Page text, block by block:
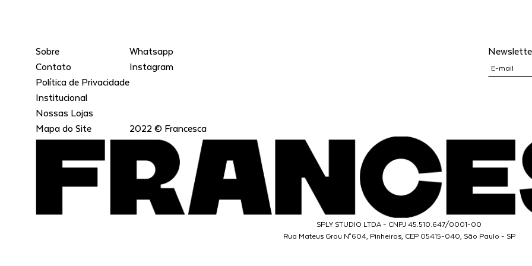
Sobre
Contato
Política de Privacidade
Institucional
Nossas Lojas
Mapa do Site
Whatsapp
Instagram
2022 © Francesca
SPLY STUDIO LTDA - CNPJ 45.510.647/0001-00
Rua Mateus Grou N°604, Pinheiros, CEP 05415-040, São Paulo - SP